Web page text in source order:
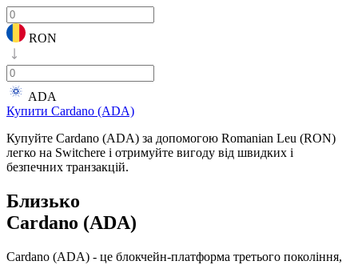
RON
ADA
Купити Cardano (ADA)
Купуйте Cardano (ADA) за допомогою Romanian Leu (RON)
легко на Switchere і отримуйте вигоду від швидких і
безпечних транзакцій.
Близько
Cardano (ADA)
Cardano (ADA) - це блокчейн-платформа третього покоління,